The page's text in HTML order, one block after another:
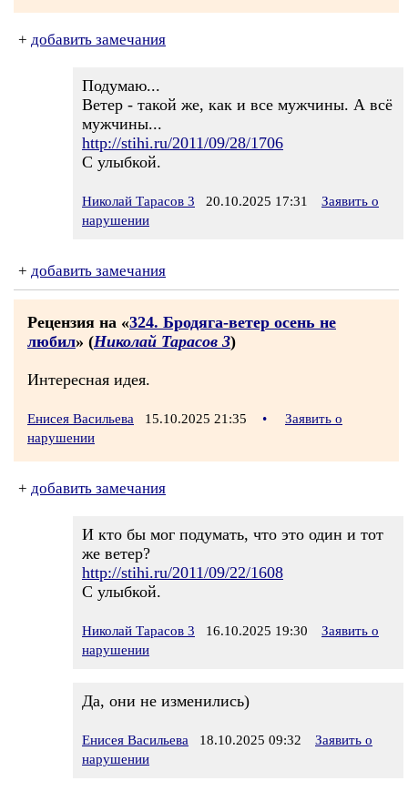
+ добавить замечания
Подумаю...
Ветер - такой же, как и все мужчины. А всё
мужчины...
http://stihi.ru/2011/09/28/1706
С улыбкой.
Николай Тарасов 3 20.10.2025 17:31
Заявить о
нарушении
+ добавить замечания
Рецензия на «324. Бродяга-ветер осень не
любил» (Николай Тарасов 3)
Интересная идея.
Енисея Васильева 15.10.2025 21:35 •
Заявить о
нарушении
+ добавить замечания
И кто бы мог подумать, что это один и тот
же ветер?
http://stihi.ru/2011/09/22/1608
С улыбкой.
Николай Тарасов 3 16.10.2025 19:30
Заявить о
нарушении
Да, они не изменились)
Енисея Васильева 18.10.2025 09:32
Заявить о
нарушении